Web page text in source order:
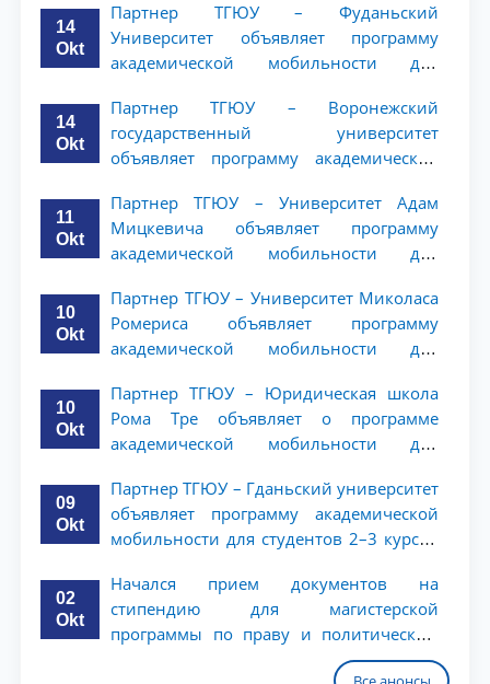
ТГЮУ
14
Okt
Партнер ТГЮУ – Фуданьский
Университет объявляет программу
академической мобильности для
14
Okt
Партнер ТГЮУ – Воронежский
государственный университет
объявляет программу академической
ТГЮУ
11
Okt
Партнер ТГЮУ – Университет Адам
Мицкевича объявляет программу
академической мобильности для
10
Okt
Партнер ТГЮУ – Университет Миколаса
Ромериса объявляет программу
академической мобильности для
10
Okt
Партнер ТГЮУ – Юридическая школа
Рома Тре объявляет о программе
академической мобильности для
09
Okt
Партнер ТГЮУ – Гданьский университет
объявляет программу академической
мобильности для студентов 2–3 курсов
02
Okt
Начался прием документов на
стипендию для магистерской
программы по праву и политическим
наукам в Университете Нагоя